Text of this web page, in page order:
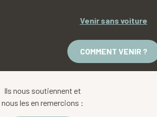
Venir sans voiture
COMMENT VENIR ?
Ils nous soutiennent et
nous les en remercions :